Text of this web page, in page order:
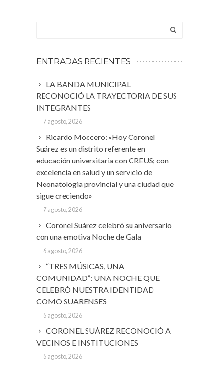
ENTRADAS RECIENTES
LA BANDA MUNICIPAL
RECONOCIÓ LA TRAYECTORIA DE SUS
INTEGRANTES
7 agosto, 2026
Ricardo Moccero: «Hoy Coronel
Suárez es un distrito referente en
educación universitaria con CREUS; con
excelencia en salud y un servicio de
Neonatologia provincial y una ciudad que
sigue creciendo»
7 agosto, 2026
Coronel Suárez celebró su aniversario
con una emotiva Noche de Gala
6 agosto, 2026
“TRES MÚSICAS, UNA
COMUNIDAD”: UNA NOCHE QUE
CELEBRÓ NUESTRA IDENTIDAD
COMO SUARENSES
6 agosto, 2026
CORONEL SUÁREZ RECONOCIÓ A
VECINOS E INSTITUCIONES
6 agosto, 2026